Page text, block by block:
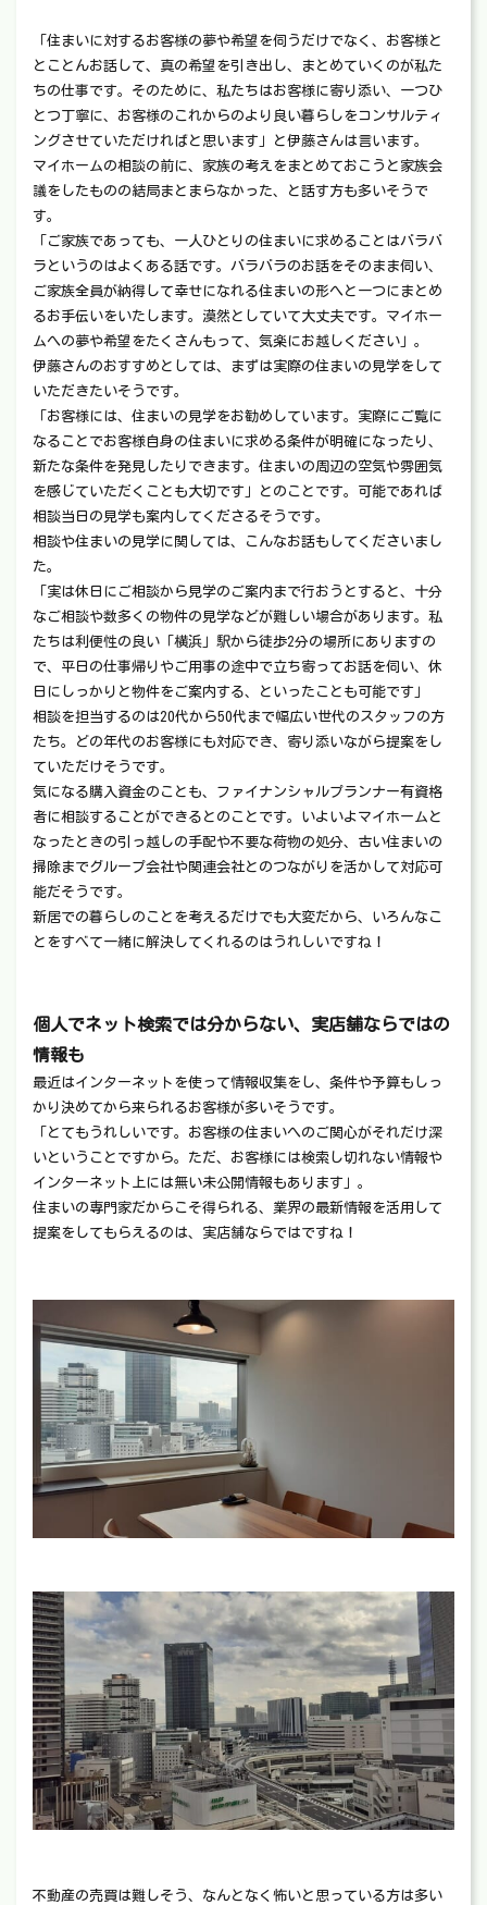
「住まいに対するお客様の夢や希望を伺うだけでなく、お客様と
とことんお話して、真の希望を引き出し、まとめていくのが私た
ちの仕事です。そのために、私たちはお客様に寄り添い、一つひ
とつ丁寧に、お客様のこれからのより良い暮らしをコンサルティ
ングさせていただければと思います」と伊藤さんは言います。
マイホームの相談の前に、家族の考えをまとめておこうと家族会
議をしたものの結局まとまらなかった、と話す方も多いそうで
す。
「ご家族であっても、一人ひとりの住まいに求めることはバラバ
ラというのはよくある話です。バラバラのお話をそのまま伺い、
ご家族全員が納得して幸せになれる住まいの形へと一つにまとめ
るお手伝いをいたします。漠然としていて大丈夫です。マイホー
ムへの夢や希望をたくさんもって、気楽にお越しください」。
伊藤さんのおすすめとしては、まずは実際の住まいの見学をして
いただきたいそうです。
「お客様には、住まいの見学をお勧めしています。実際にご覧に
なることでお客様自身の住まいに求める条件が明確になったり、
新たな条件を発見したりできます。住まいの周辺の空気や雰囲気
を感じていただくことも大切です」とのことです。可能であれば
相談当日の見学も案内してくださるそうです。
相談や住まいの見学に関しては、こんなお話もしてくださいまし
た。
「実は休日にご相談から見学のご案内まで行おうとすると、十分
なご相談や数多くの物件の見学などが難しい場合があります。私
たちは利便性の良い「横浜」駅から徒歩2分の場所にありますの
で、平日の仕事帰りやご用事の途中で立ち寄ってお話を伺い、休
日にしっかりと物件をご案内する、といったことも可能です」
相談を担当するのは20代から50代まで幅広い世代のスタッフの方
たち。どの年代のお客様にも対応でき、寄り添いながら提案をし
ていただけそうです。
気になる購入資金のことも、ファイナンシャルプランナー有資格
者に相談することができるとのことです。いよいよマイホームと
なったときの引っ越しの手配や不要な荷物の処分、古い住まいの
掃除までグループ会社や関連会社とのつながりを活かして対応可
能だそうです。
新居での暮らしのことを考えるだけでも大変だから、いろんなこ
とをすべて一緒に解決してくれるのはうれしいですね！
個人でネット検索では分からない、実店舗ならではの
情報も
最近はインターネットを使って情報収集をし、条件や予算もしっ
かり決めてから来られるお客様が多いそうです。
「とてもうれしいです。お客様の住まいへのご関心がそれだけ深
いということですから。ただ、お客様には検索し切れない情報や
インターネット上には無い未公開情報もあります」。
住まいの専門家だからこそ得られる、業界の最新情報を活用して
提案をしてもらえるのは、実店舗ならではですね！
不動産の売買は難しそう、なんとなく怖いと思っている方は多い